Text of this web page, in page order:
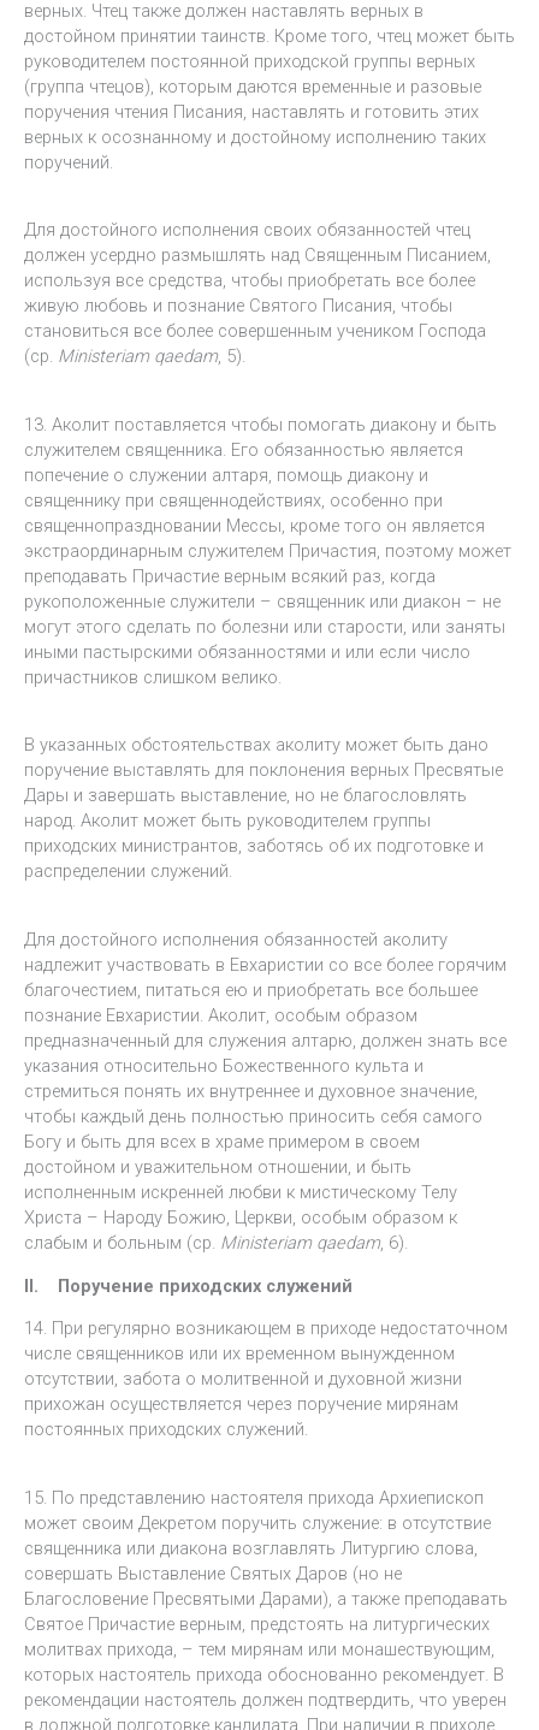
верных. Чтец также должен наставлять верных в
достойном принятии таинств. Кроме того, чтец может быть
руководителем постоянной приходской группы верных
(группа чтецов), которым даются временные и разовые
поручения чтения Писания, наставлять и готовить этих
верных к осознанному и достойному исполнению таких
поручений.
Для достойного исполнения своих обязанностей чтец
должен усердно размышлять над Священным Писанием,
используя все средства, чтобы приобретать все более
живую любовь и познание Святого Писания, чтобы
становиться все более совершенным учеником Господа
(ср. Ministeriam qaedam, 5).
13. Аколит поставляется чтобы помогать диакону и быть
служителем священника. Его обязанностью является
попечение о служении алтаря, помощь диакону и
священнику при священнодействиях, особенно при
священнопраздновании Мессы, кроме того он является
экстраординарным служителем Причастия, поэтому может
преподавать Причастие верным всякий раз, когда
рукоположенные служители – священник или диакон – не
могут этого сделать по болезни или старости, или заняты
иными пастырскими обязанностями и или если число
причастников слишком велико.
В указанных обстоятельствах аколиту может быть дано
поручение выставлять для поклонения верных Пресвятые
Дары и завершать выставление, но не благословлять
народ. Аколит может быть руководителем группы
приходских министрантов, заботясь об их подготовке и
распределении служений.
Для достойного исполнения обязанностей аколиту
надлежит участвовать в Евхаристии со все более горячим
благочестием, питаться ею и приобретать все большее
познание Евхаристии. Аколит, особым образом
предназначенный для служения алтарю, должен знать все
указания относительно Божественного культа и
стремиться понять их внутреннее и духовное значение,
чтобы каждый день полностью приносить себя самого
Богу и быть для всех в храме примером в своем
достойном и уважительном отношении, и быть
исполненным искренней любви к мистическому Телу
Христа – Народу Божию, Церкви, особым образом к
слабым и больным (ср. Ministeriam qaedam, 6).
II. Поручение приходских служений
14. При регулярно возникающем в приходе недостаточном
числе священников или их временном вынужденном
отсутствии, забота о молитвенной и духовной жизни
прихожан осуществляется через поручение мирянам
постоянных приходских служений.
15. По представлению настоятеля прихода Архиепископ
может своим Декретом поручить служение: в отсутствие
священника или диакона возглавлять Литургию слова,
совершать Выставление Святых Даров (но не
Благословение Пресвятыми Дарами), а также преподавать
Святое Причастие верным, предстоять на литургических
молитвах прихода, – тем мирянам или монашествующим,
которых настоятель прихода обоснованно рекомендует. В
рекомендации настоятель должен подтвердить, что уверен
в должной подготовке кандидата. При наличии в приходе